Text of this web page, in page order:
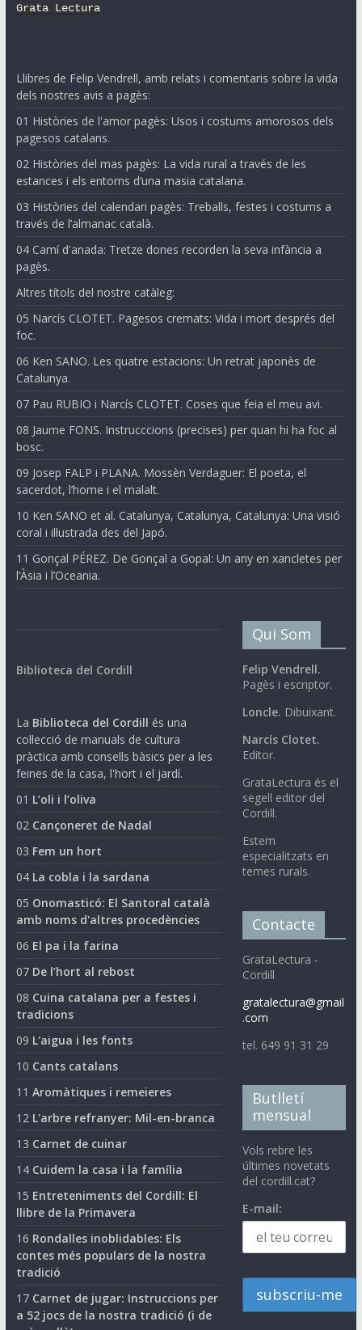
Grata Lectura
Llibres de Felip Vendrell, amb relats i comentaris sobre la vida
dels nostres avis a pagès:
01 Històries de l'amor pagès: Usos i costums amorosos dels
pagesos catalans.
02 Històries del mas pagès: La vida rural a través de les
estances i els entorns d’una masia catalana.
03 Històries del calendari pagès: Treballs, festes i costums a
través de l’almanac català.
04 Camí d'anada: Tretze dones recorden la seva infància a
pagès.
Altres títols del nostre catàleg:
05 Narcís CLOTET. Pagesos cremats: Vida i mort després del
foc.
06 Ken SANO. Les quatre estacions: Un retrat japonès de
Catalunya.
07 Pau RUBIO i Narcís CLOTET. Coses que feia el meu avi.
08 Jaume FONS. Instrucccions (precises) per quan hi ha foc al
bosc.
09 Josep FALP i PLANA. Mossèn Verdaguer: El poeta, el
sacerdot, l’home i el malalt.
10 Ken SANO et al. Catalunya, Catalunya, Catalunya: Una visió
coral i il·lustrada des del Japó.
11 Gonçal PÉREZ. De Gonçal a Gopal: Un any en xancletes per
l’Àsia i l’Oceania.
Biblioteca del Cordill
La Biblioteca del Cordill és una
col·lecció de manuals de cultura
pràctica amb consells bàsics per a les
feines de la casa, l'hort i el jardí.
01 L’oli i l’oliva
02 Cançoneret de Nadal
03 Fem un hort
04 La cobla i la sardana
05 Onomasticó: El Santoral català
amb noms d'altres procedències
06 El pa i la farina
07 De l’hort al rebost
08 Cuina catalana per a festes i
tradicions
09 L'aigua i les fonts
10 Cants catalans
11 Aromàtiques i remeieres
12 L'arbre refranyer: Mil-en-branca
13 Carnet de cuinar
14 Cuidem la casa i la família
15 Entreteniments del Cordill: El
llibre de la Primavera
16 Rondalles inoblidables: Els
contes més populars de la nostra
tradició
17 Carnet de jugar: Instruccions per
a 52 jocs de la nostra tradició (i de
Qui Som
Felip Vendrell.
Pagès i escriptor.
Loncle. Dibuixant.
Narcís Clotet.
Editor.
GrataLectura és el
segell editor del
Cordill.
Estem
especialitzats en
temes rurals.
Contacte
GrataLectura -
Cordill
gratalectura@gmail
.com
tel. 649 91 31 29
Butlletí
mensual
Vols rebre les
últimes novetats
del cordill.cat?
E-mail: